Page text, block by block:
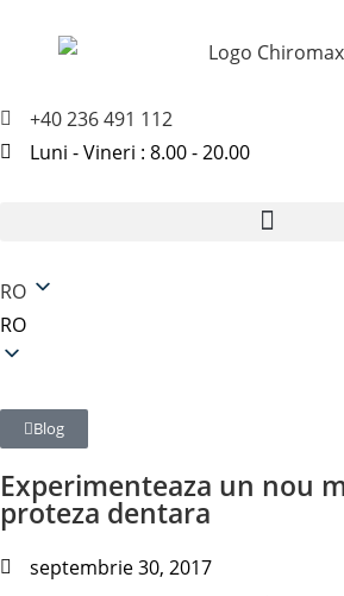
+40 236 491 112
Luni - Vineri : 8.00 - 20.00
RO
RO
Blog
Experimenteaza un nou
proteza dentara
septembrie 30, 2017